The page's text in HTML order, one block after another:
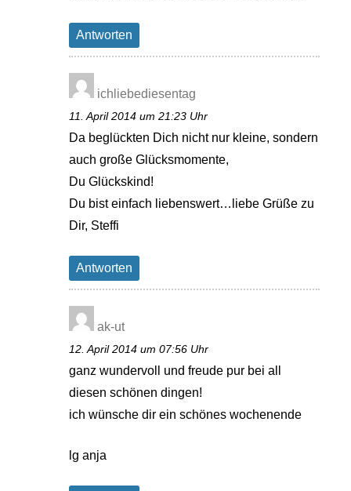
Antworten
ichliebediesentag
11. April 2014 um 21:23 Uhr
Da beglückten Dich nicht nur kleine, sondern
auch große Glücksmomente,
Du Glückskind!
Du bist einfach liebenswert…liebe Grüße zu
Dir, Steffi
Antworten
ak-ut
12. April 2014 um 07:56 Uhr
ganz wundervoll und freude pur bei all
diesen schönen dingen!
ich wünsche dir ein schönes wochenende
lg anja